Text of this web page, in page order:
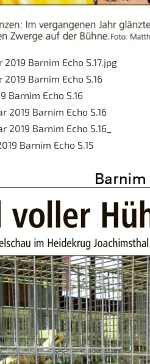
Barnim Echo S.17.jpg
Barnim Echo S.16
Barnim Echo S.16
2019 Barnim Echo S.16
2019 Barnim Echo S.16_
Barnim Echo S.15